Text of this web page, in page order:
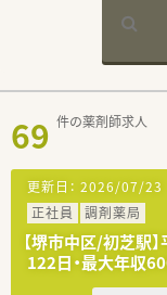
69 件の薬剤師求人
更新日： 2026/07/23
正社員
調剤薬局
【堺市中区/初芝駅
122日・最大年収